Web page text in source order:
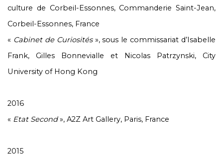
culture de Corbeil-Essonnes, Commanderie Saint-Jean,
Corbeil-Essonnes, France
« Cabinet de Curiosités», sous le commissariat d’Isabelle
Frank, Gilles Bonnevialle et Nicolas Patrzynski, City
University of Hong Kong
2016
« Etat Second», A2Z Art Gallery, Paris, France
2015